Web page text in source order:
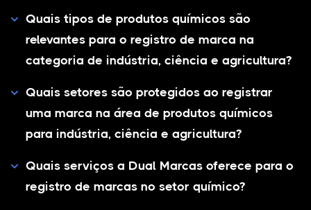
Quais tipos de produtos químicos são
relevantes para o registro de marca na
categoria de indústria, ciência e agricultura?
Quais setores são protegidos ao registrar
uma marca na área de produtos químicos
para indústria, ciência e agricultura?
Quais serviços a Dual Marcas oferece para o
registro de marcas no setor químico?